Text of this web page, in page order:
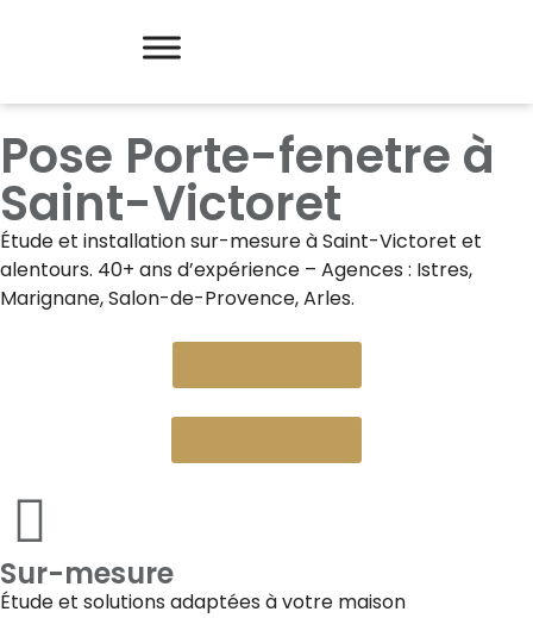
Pose Porte-fenetre à
Saint-Victoret
Étude et installation sur-mesure àSaint-Victoret et
alentours. 40+ ans d’expérience – Agences : Istres,
Marignane, Salon-de-Provence, Arles.
Sur-mesure
Étude et solutions adaptées à votre maison